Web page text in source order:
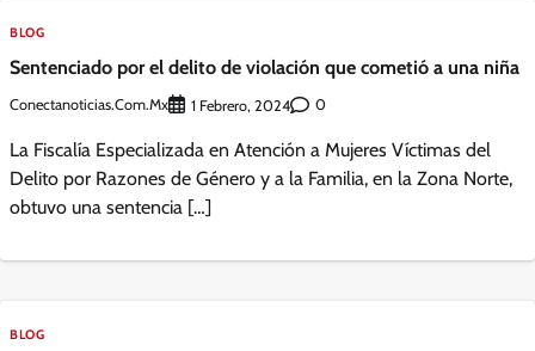
BLOG
Sentenciado por el delito de violación que cometió a una niña
Conectanoticias.com.mx 1 Febrero, 2024 0
La Fiscalía Especializada en Atención a Mujeres Víctimas del
Delito por Razones de Género y a la Familia, en la Zona Norte,
obtuvo una sentencia […]
BLOG